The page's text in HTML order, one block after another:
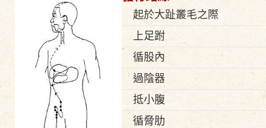
起於大趾叢毛之際
上足跗
循股內
過陰器
抵小腹
循脅肋